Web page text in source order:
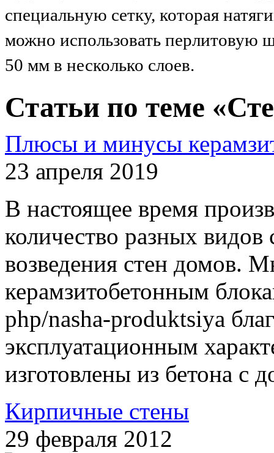
специальную сетку, которая
можно использовать перлитовую
50 мм в несколько слоев.
Статьи по теме
Плюсы и минусы
23 апреля 2019
В настоящее время
количество разных
возведения стен домов.
керамзитобетонным
php/nasha-produktsiya
эксплуатационным
изготовлены из бетона с
Кирпичные стены
29 февраля 2012